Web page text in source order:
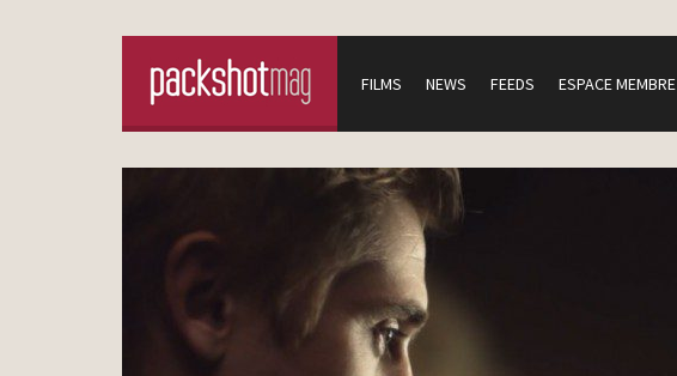
FILMS NEWS FEEDS ESPACE MEMBRE